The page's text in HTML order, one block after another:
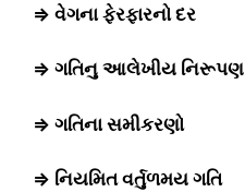
⇒ વેગના ફેરફારનો દર
⇒ ગતિનુ આલેખીય નિરૂપણ
⇒ ગતિના સમીકરણો
⇒ નિયમિત વર્તુળમય ગતિ